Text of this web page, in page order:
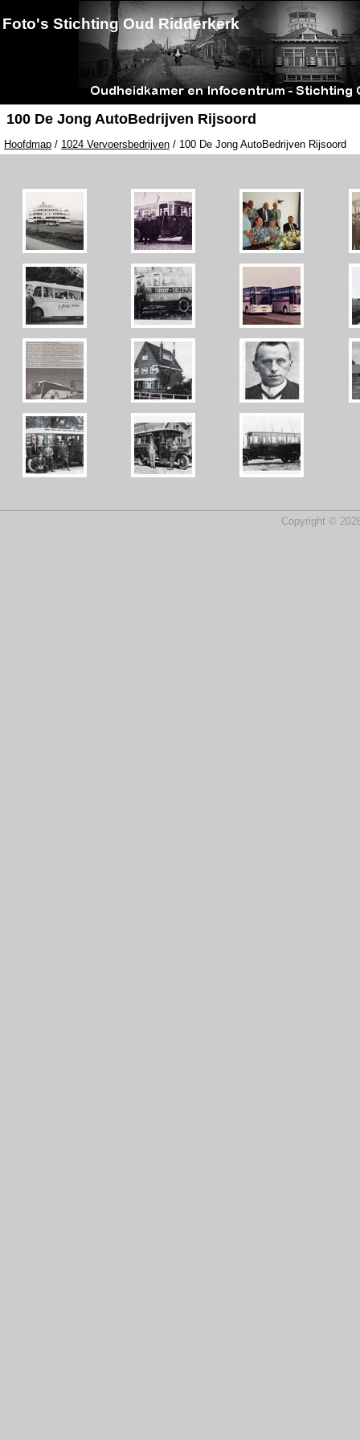
Foto's Stichting Oud Ridderkerk
100 De Jong AutoBedrijven Rijsoord
Hoofdmap / 1024 Vervoersbedrijven / 100 De Jong AutoBedrijven Rijsoord
Copyright ©